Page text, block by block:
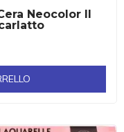
Neocolor II